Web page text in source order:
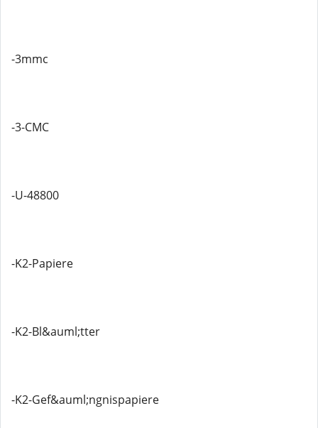
-3mmc
-3-CMC
-U-48800
-K2-Papiere
-K2-Bl&auml;tter
-K2-Gef&auml;ngnispapiere